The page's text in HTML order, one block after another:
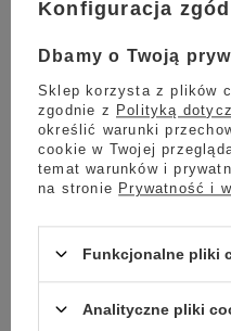
Ekspresy do kawy Quick
Konfiguracja zgód
Dbamy o Twoją
Sklep korzysta z plików
zgodnie z Polityką
określić warunki
cookie w Twojej
temat warunków i
na stronie Prywatność i
Funkcjonalne pliki
Analityczne pliki